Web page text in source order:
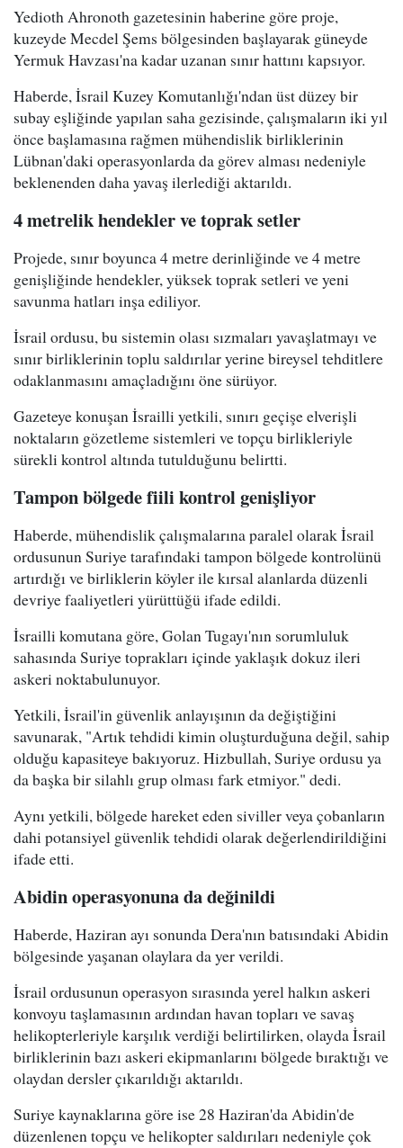
Yedioth Ahronoth gazetesinin haberine göre proje,
kuzeyde Mecdel Şems bölgesinden başlayarak güneyde
Yermuk Havzası'na kadar uzanan sınır hattını kapsıyor.
Haberde, İsrail Kuzey Komutanlığı'ndan üst düzey bir
subay eşliğinde yapılan saha gezisinde, çalışmaların iki yıl
önce başlamasına rağmen mühendislik birliklerinin
Lübnan'daki operasyonlarda da görev alması nedeniyle
beklenenden daha yavaş ilerlediği aktarıldı.
4 metrelik hendekler ve toprak setler
Projede, sınır boyunca 4 metre derinliğinde ve 4 metre
genişliğinde hendekler, yüksek toprak setleri ve yeni
savunma hatları inşa ediliyor.
İsrail ordusu, bu sistemin olası sızmaları yavaşlatmayı ve
sınır birliklerinin toplu saldırılar yerine bireysel tehditlere
odaklanmasını amaçladığını öne sürüyor.
Gazeteye konuşan İsrailli yetkili, sınırı geçişe elverişli
noktaların gözetleme sistemleri ve topçu birlikleriyle
sürekli kontrol altında tutulduğunu belirtti.
Tampon bölgede fiili kontrol genişliyor
Haberde, mühendislik çalışmalarına paralel olarak İsrail
ordusunun Suriye tarafındaki tampon bölgede kontrolünü
artırdığı ve birliklerin köyler ile kırsal alanlarda düzenli
devriye faaliyetleri yürüttüğü ifade edildi.
İsrailli komutana göre, Golan Tugayı'nın sorumluluk
sahasında Suriye toprakları içinde yaklaşık dokuz ileri
askeri noktabulunuyor.
Yetkili, İsrail'in güvenlik anlayışının da değiştiğini
savunarak, "Artık tehdidi kimin oluşturduğuna değil, sahip
olduğu kapasiteye bakıyoruz. Hizbullah, Suriye ordusu ya
da başka bir silahlı grup olması fark etmiyor." dedi.
Aynı yetkili, bölgede hareket eden siviller veya çobanların
dahi potansiyel güvenlik tehdidi olarak değerlendirildiğini
ifade etti.
Abidin operasyonuna da değinildi
Haberde, Haziran ayı sonunda Dera'nın batısındaki Abidin
bölgesinde yaşanan olaylara da yer verildi.
İsrail ordusunun operasyon sırasında yerel halkın askeri
konvoyu taşlamasının ardından havan topları ve savaş
helikopterleriyle karşılık verdiği belirtilirken, olayda İsrail
birliklerinin bazı askeri ekipmanlarını bölgede bıraktığı ve
olaydan dersler çıkarıldığı aktarıldı.
Suriye kaynaklarına göre ise 28 Haziran'da Abidin'de
düzenlenen topçu ve helikopter saldırıları nedeniyle çok